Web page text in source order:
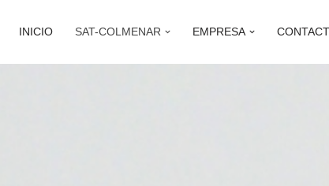
INICIO SAT-COLMENAR EMPRESA